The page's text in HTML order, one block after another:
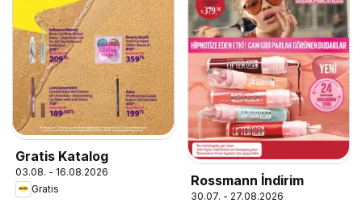
Gratis Katalog
03.08. - 16.08.2026
Gratis
Rossmann İndirim
30.07. - 27.08.2026